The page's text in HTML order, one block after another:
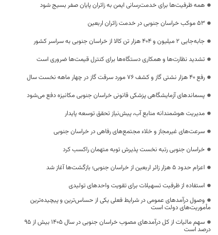
همه ظرفیت‌ها برای خدمت‌رسانی ایمن به زائران پایان صفر بسیج شود
53 موکب خراسان جنوبی در خدمت زائران اربعین
جابه‌جایی 2 میلیون و 404 هزار تن کالا از خراسان جنوبی به سراسر کشور
تشدید نظارت‌ها و همکاری دستگاه‌ها برای کنترل قیمت‌ها ضروری است
رفع 40 هزار نشتی گاز و کشف 76 مورد سرقت گاز در چهار ماهه نخست سال
پسماندهای آزمایشگاهی پزشکی قانونی خراسان جنوبی مکانیزه دفع می‌شود
مدیریت هوشمندانه منابع آب، پیش‌نیاز تحقق توسعه پایدار
سرعت‌های غیرمجاز و خلاء مجتمع‌های رفاهی در خراسان جنوبی
خراسان جنوبی رتبه نخست پذیرش توبه متهمان راکسب کرد
اعزام حدود 5 هزار زائر اربعین از خراسان جنوبی؛ بازگشت‌ها آغاز شد
استفاده از ظرفیت تسهیلات برای تقویت واحدهای تولیدی
وصول درآمدهای عمومی در شرایط فعلی یکی از حساس‌ترین و پیچیده‌ترین
مأموریت‌های دولت است
سهم مالیات از کل درآمدهای مصوب خراسان جنوبی در سال ۱۴۰۵ بیش از ۹۵
درصد است